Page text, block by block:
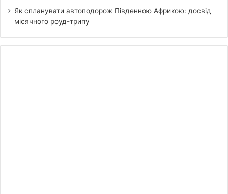
Як спланувати автоподорож Південною Африкою: досвід
місячного роуд-трипу